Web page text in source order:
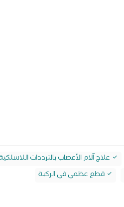
علاج آلام الأعصاب بالترددات
قطع عظمي في الركبة